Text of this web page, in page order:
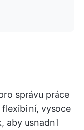
správu práce
vysoce
aby usnadnil